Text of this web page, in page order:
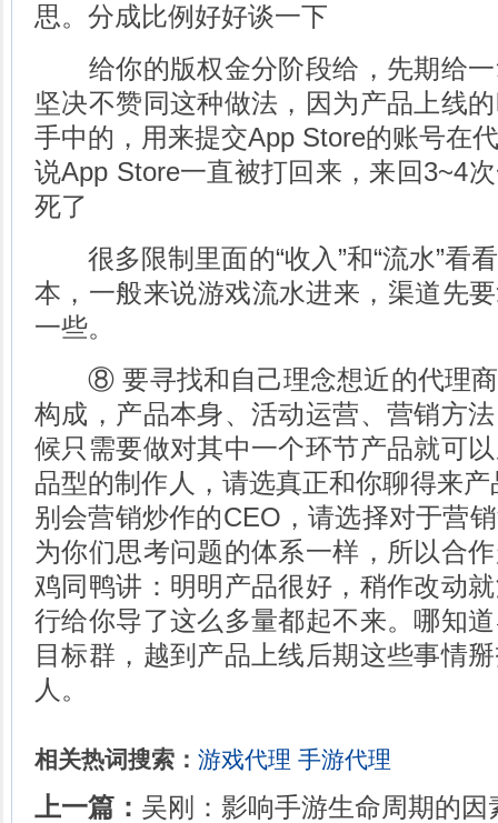
思。分成比例好好谈一下
给你的版权金分阶段给，先期给一
坚决不赞同这种做法，因为产品上线
手中的，用来提交App Store的账号在
说App Store一直被打回来，来回3~4
死了
很多限制里面的“收入”和“流水”看
本，一般来说游戏流水进来，渠道先
一些。
⑧ 要寻找和自己理念想近的代理商
构成，产品本身、活动运营、营销方
候只需要做对其中一个环节产品就可
品型的制作人，请选真正和你聊得来
别会营销炒作的CEO，请选择对于营
为你们思考问题的体系一样，所以合
鸡同鸭讲：明明产品很好，稍作改动
行给你导了这么多量都起不来。哪知
目标群，越到产品上线后期这些事情
人。
相关热词搜索： 游戏代理 手游代理
上一篇： 吴刚：影响手游生命周期的因